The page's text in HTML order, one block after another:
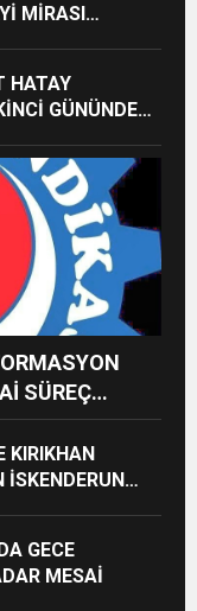
MİRASI
HATAY
GÜNÜNDE
SÜREÇ
KIRIKHAN
İSKENDERUN
GECE
MESAİ